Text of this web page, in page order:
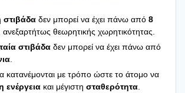
στι­βά­δα δεν μπο­ρεί να έχει πάνω από 8
, ανε­ξαρ­τή­τως θεω­ρη­τι­κής χωρη­τι­κό­τη­τας.
στι­βά­δα δεν μπο­ρεί να έχει πάνω από
κατα­νέ­μο­νται με τρό­πο ώστε το άτο­μο να
ενέρ­γεια και μέγι­στη στα­θε­ρό­τη­τα